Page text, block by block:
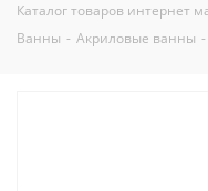
Каталог товаров интернет
Ванны - Акриловые ванны -